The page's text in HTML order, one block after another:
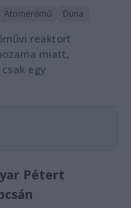
Atomerőmű Duna
reaktort
miatt,
egy
Pétert